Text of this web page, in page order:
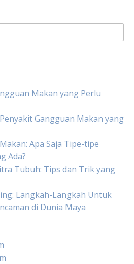
Makan yang Perlu
Gangguan Makan yang
Apa Saja Tipe-tipe
Ada?
Tubuh: Tips dan Trik yang
Langkah-Langkah Untuk
di Dunia Maya